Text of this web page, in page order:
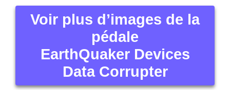
Voir plus d’images de la
pédale
EarthQuaker Devices
Data Corrupter